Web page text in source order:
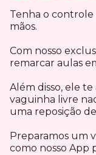
Tenha o controle
mãos.
Com nosso
remarcar aulas
Além disso, ele
vaguinha livre
uma reposição
Preparamos um
como nosso App